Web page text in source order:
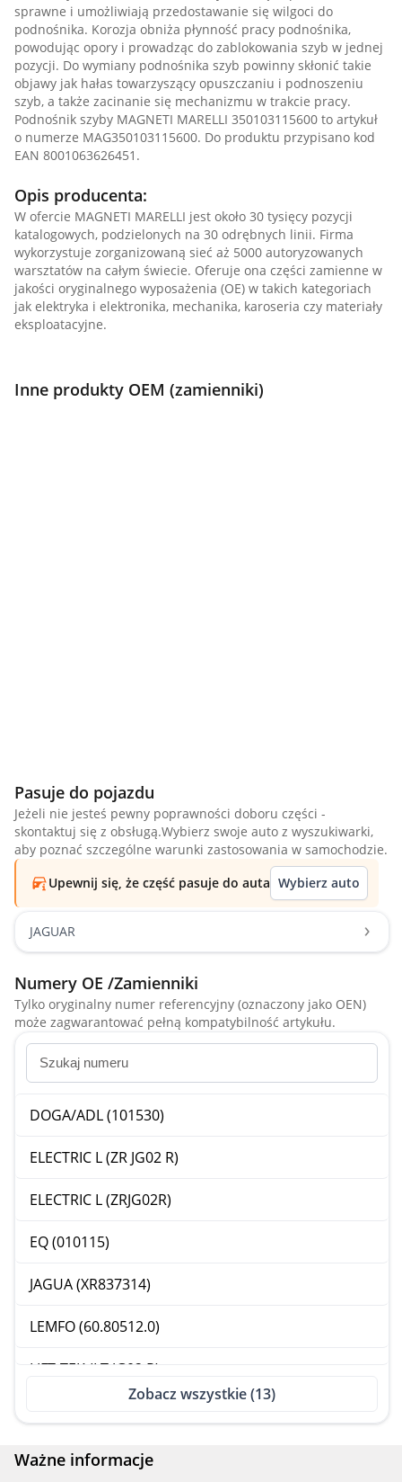
sprawne i umożliwiają przedostawanie się wilgoci do
podnośnika. Korozja obniża płynność pracy podnośnika,
powodując opory i prowadząc do zablokowania szyb w jednej
pozycji. Do wymiany podnośnika szyb powinny skłonić takie
objawy jak hałas towarzyszący opuszczaniu i podnoszeniu
szyb, a także zacinanie się mechanizmu w trakcie pracy.
Podnośnik szyby MAGNETI MARELLI 350103115600 to artykuł
o numerze MAG350103115600. Do produktu przypisano kod
EAN 8001063626451.
Opis producenta:
W ofercie MAGNETI MARELLI jest około 30 tysięcy pozycji
katalogowych, podzielonych na 30 odrębnych linii. Firma
wykorzystuje zorganizowaną sieć aż 5000 autoryzowanych
warsztatów na całym świecie. Oferuje ona części zamienne w
jakości oryginalnego wyposażenia (OE) w takich kategoriach
jak elektryka i elektronika, mechanika, karoseria czy materiały
eksploatacyjne.
Inne produkty OEM (zamienniki)
Pasuje do pojazdu
Jeżeli nie jesteś pewny poprawności doboru części -
skontaktuj się z obsługą.Wybierz swoje auto z wyszukiwarki,
aby poznać szczególne warunki zastosowania w samochodzie.
Upewnij się, że część pasuje do auta Wybierz auto
JAGUAR
Numery OE /Zamienniki
Tylko oryginalny numer referencyjny (oznaczony jako OEN)
może zagwarantować pełną kompatybilność artykułu.
DOGA/ADL (101530)
ELECTRIC L (ZR JG02 R)
ELECTRIC L (ZRJG02R)
EQ (010115)
JAGUA (XR837314)
LEMFO (60.80512.0)
LIFT-TEK (LT JG02 R)
LUCAS, LUCAS_ELEC (WRL1082R)
Zobacz wszystkie (13)
Ważne informacje